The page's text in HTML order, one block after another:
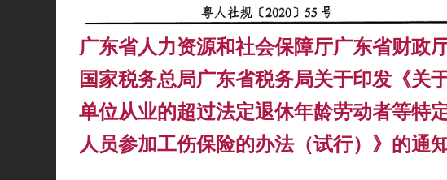
广东省人力资源和社会保障厅广东省财政
国家税务总局广东省税务局关于印发《关
单位从业的超过法定退休年龄劳动者等特
人员参加工伤保险的办法（试行）》的通